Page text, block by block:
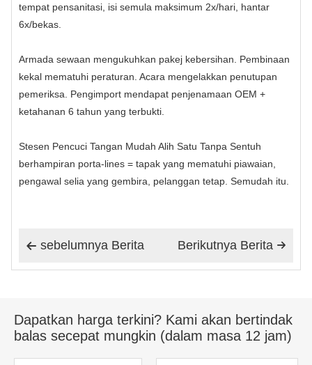
tempat pensanitasi, isi semula maksimum 2x/hari, hantar
6x/bekas.
Armada sewaan mengukuhkan pakej kebersihan. Pembinaan
kekal mematuhi peraturan. Acara mengelakkan penutupan
pemeriksa. Pengimport mendapat penjenamaan OEM +
ketahanan 6 tahun yang terbukti.
Stesen Pencuci Tangan Mudah Alih Satu Tanpa Sentuh
berhampiran porta‑lines = tapak yang mematuhi piawaian,
pengawal selia yang gembira, pelanggan tetap. Semudah itu.
 sebelumnya Berita 
Berikutnya Berita
Dapatkan harga terkini? Kami akan bertindak
balas secepat mungkin (dalam masa 12 jam)